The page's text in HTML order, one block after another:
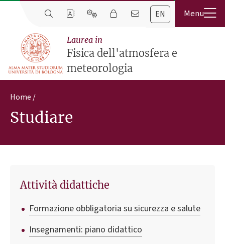
EN
Laurea in
Fisica dell'atmosfera e
meteorologia
Home
Studiare
Attività didattiche
Formazione obbligatoria su sicurezza e salute
Insegnamenti: piano didattico